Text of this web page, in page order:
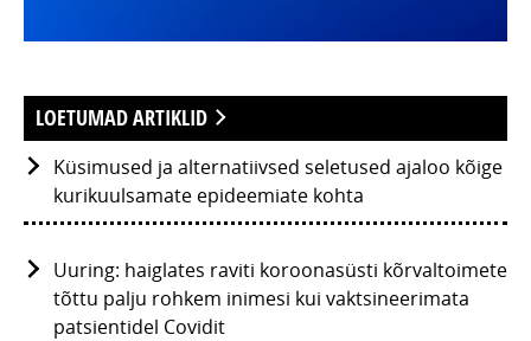
LOETUMAD ARTIKLID
Küsimused ja alternatiivsed seletused ajaloo kõige
kurikuulsamate epideemiate kohta
Uuring: haiglates raviti koroonasüsti kõrvaltoimete
tõttu palju rohkem inimesi kui vaktsineerimata
patsientidel Covidit